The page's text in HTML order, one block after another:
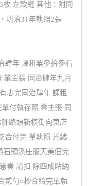
左款縫 其他：附同
明治31年執照2張
肆年 課租粟參拾參石
主張 同治肆年九月
忠完同治肆年 課租
付執存照 業主張 同
路頭新橫街向東店
合付完 單執照 光緒
石頭溪庄簡天美佃完
奏 請扣 除四成貼納
貳勺○杪合給完單執